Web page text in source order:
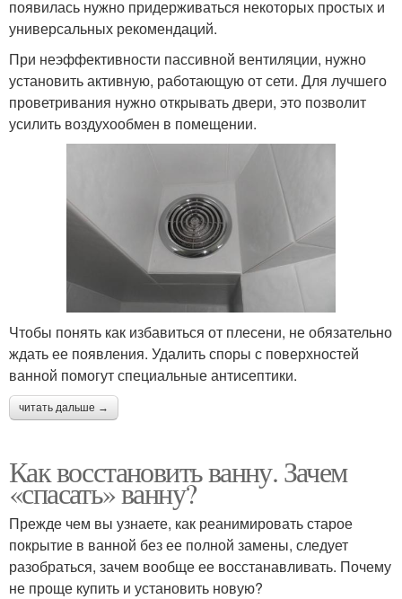
появилась нужно придерживаться некоторых простых и
универсальных рекомендаций.
При неэффективности пассивной вентиляции, нужно
установить активную, работающую от сети. Для лучшего
проветривания нужно открывать двери, это позволит
усилить воздухообмен в помещении.
Чтобы понять как избавиться от плесени, не обязательно
ждать ее появления. Удалить споры с поверхностей
ванной помогут специальные антисептики.
читать дальше →
Как восстановить ванну. Зачем
«спасать» ванну?
Прежде чем вы узнаете, как реанимировать старое
покрытие в ванной без ее полной замены, следует
разобраться, зачем вообще ее восстанавливать. Почему
не проще купить и установить новую?